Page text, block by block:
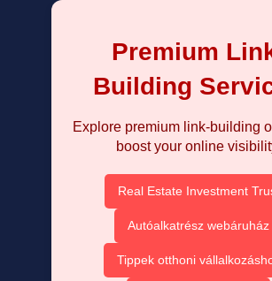
Premium
Building
Explore premium link-building
boost your online
Real Estate Investment
Autóalkatrész webáruház
Tippek otthoni